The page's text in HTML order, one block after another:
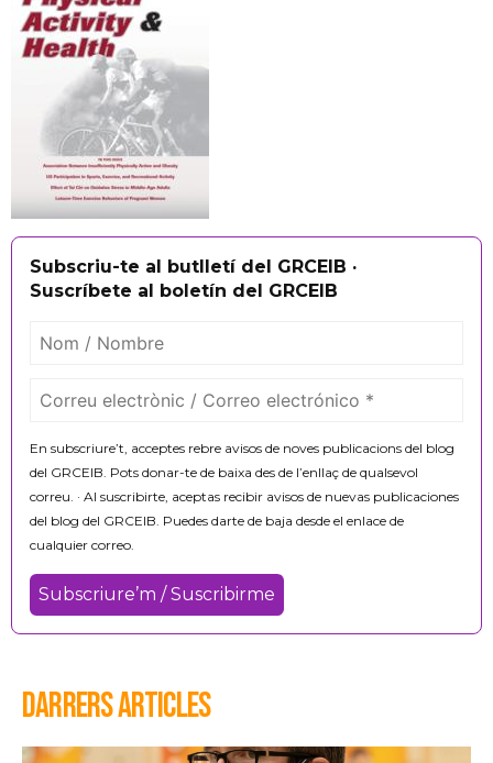
Subscriu-te al butlletí del GRCEIB ·
Suscríbete al boletín del GRCEIB
En subscriure’t, acceptes rebre avisos de noves publicacions del blog
del GRCEIB. Pots donar-te de baixa des de l’enllaç de qualsevol
correu. · Al suscribirte, aceptas recibir avisos de nuevas publicaciones
del blog del GRCEIB. Puedes darte de baja desde el enlace de
cualquier correo.
DARRERS ARTICLES